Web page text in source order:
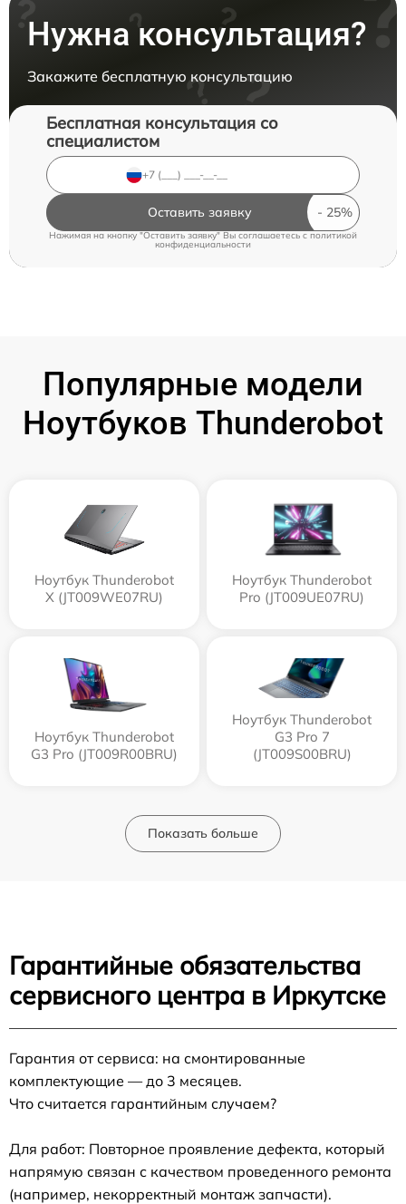
Нужна консультация?
Закажите бесплатную консультацию
Бесплатная консультация со
специалистом
Оставить заявку
Нажимая на кнопку "Оставить заявку" Вы соглашаетесь cполитикой
конфиденциальности
Популярные модели
Ноутбуков Thunderobot
Ноутбук Thunderobot
X (JT009WE07RU)
Ноутбук Thunderobot
Pro (JT009UE07RU)
Ноутбук Thunderobot
G3 Pro (JT009R00BRU)
Ноутбук Thunderobot
G3 Pro 7
(JT009S00BRU)
Показать больше
Гарантийные обязательства
сервисного центра в Иркутске
Гарантия от сервиса: на смонтированные
комплектующие — до 3 месяцев.
Что считается гарантийным случаем?
Для работ: Повторное проявление дефекта, который
напрямую связан с качеством проведенного ремонта
(например, некорректный монтаж запчасти).